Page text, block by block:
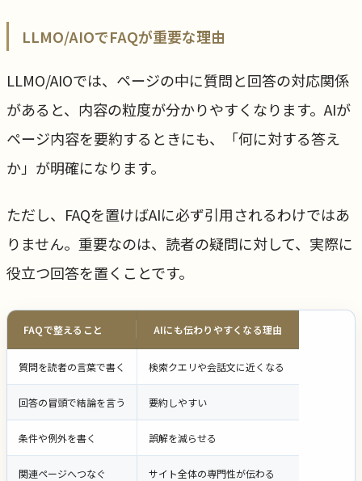
LLMO/AIOでFAQが重要な理由
LLMO/AIOでは、ページの中に質問と回答の対応関係
があると、内容の粒度が分かりやすくなります。AIが
ページ内容を要約するときにも、「何に対する答え
か」が明確になります。
ただし、FAQを置けばAIに必ず引用されるわけではあ
りません。重要なのは、読者の疑問に対して、実際に
役立つ回答を置くことです。
FAQで整えること AIにも伝わりやすくなる理由
質問を読者の言葉で書く 検索クエリや会話文に近くなる
回答の冒頭で結論を言う 要約しやすい
条件や例外を書く 誤解を減らせる
関連ページへつなぐ サイト全体の専門性が伝わる